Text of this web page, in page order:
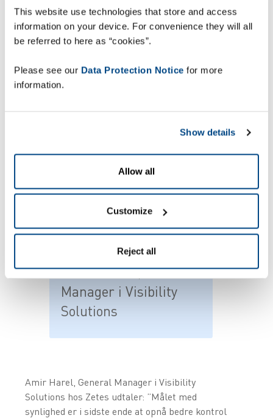
This website use technologies that store and access
information on your device. For convenience they will all
be referred to here as “cookies”.
Please see our Data Protection Notice for more
information.
Show details
Allow all
Customize
Reject all
42 % af beslutningstagerne i en
supply chain finder det meget
udfordrende at ”mindske spildet”.
Hvordan navigerer detailhandlen videre med så
mange potentielle områder, der skal håndteres i
”Målet med synlighed
er i sidste ende at
opnå bedre kontrol og
åbne op for større
præstationspotentiale”
- Amir Harel, General
Manager i Visibility
Solutions
Amir Harel, General Manager i Visibility
Solutions hos Zetes udtaler: ”Målet med
synlighed er i sidste ende at opnå bedre kontrol